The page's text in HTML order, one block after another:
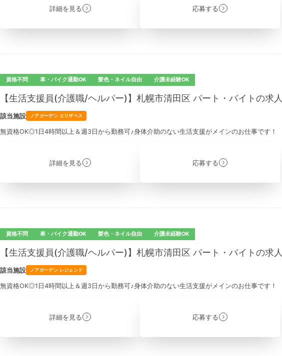
詳細を見る 応募する
資格不問 車・バイク通勤OK 髪色・ネイル自由 介護未経験OK
【生活支援員(介護職/ヘルパー)】札幌市清田区 パート・バイトの求人
該当施設 ノアガーデン エリザベス
無資格OK◎1日4時間以上＆週3日から勤務可♪身体介助のない生活支援がメインのお仕事です！
詳細を見る 応募する
資格不問 車・バイク通勤OK 髪色・ネイル自由 介護未経験OK
【生活支援員(介護職/ヘルパー)】札幌市清田区 パート・バイトの求人
該当施設 ノアガーデン レジェンド
無資格OK◎1日4時間以上＆週3日から勤務可♪身体介助のない生活支援がメインのお仕事です！
詳細を見る 応募する